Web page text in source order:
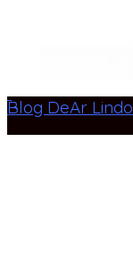
Blog DeAr Lindo